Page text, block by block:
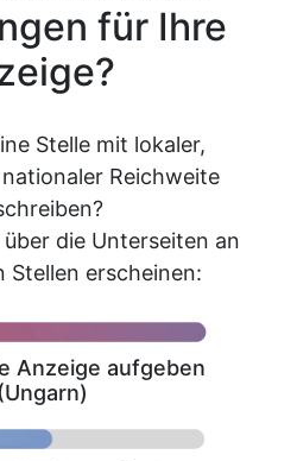
für Ihre
Stelle mit lokaler,
Reichweite
die Unterseiten an
Stellen erscheinen:
Anzeige aufgeben